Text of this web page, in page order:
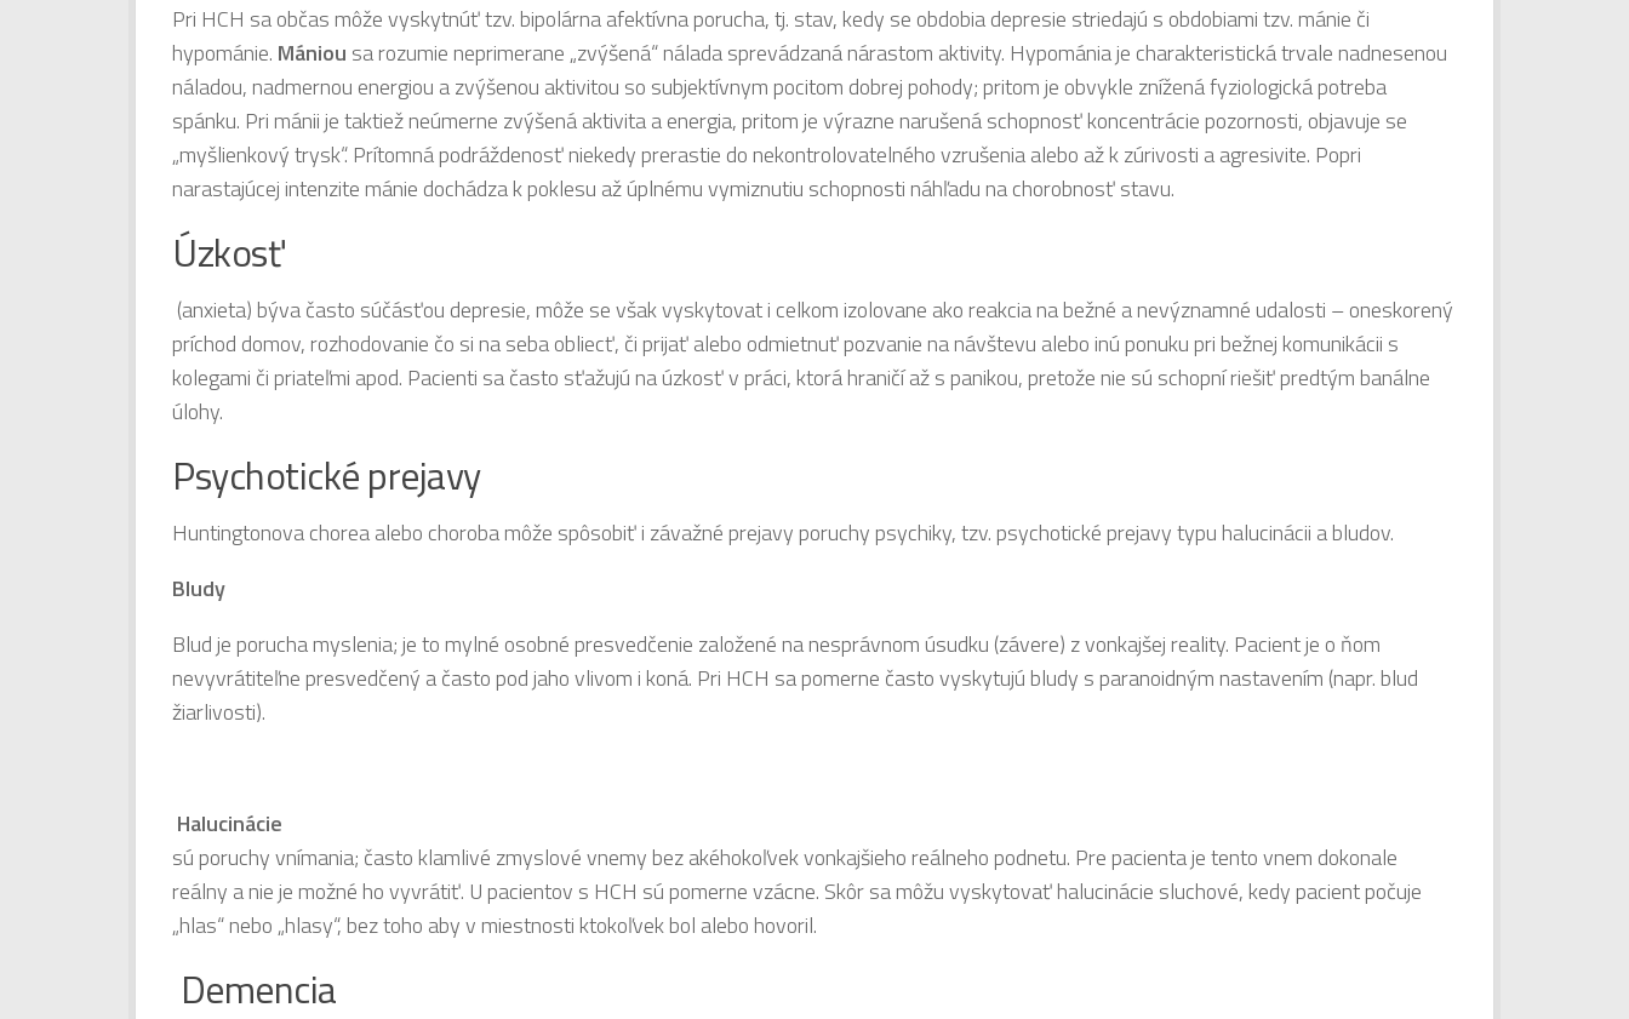
Pri HCH sa občas môže vyskytnúť tzv. bipolárna afektívna porucha, tj. stav, kedy se obdobia depresie striedajú s obdobiami tzv. mánie či
hypománie. Mániou sa rozumie neprimerane „zvýšená“ nálada sprevádzaná nárastom aktivity. Hypománia je charakteristická trvale nadnesenou
náladou, nadmernou energiou a zvýšenou aktivitou so subjektívnym pocitom dobrej pohody; pritom je obvykle znížená fyziologická potreba
spánku. Pri mánii je taktiež neúmerne zvýšená aktivita a energia, pritom je výrazne narušená schopnosť koncentrácie pozornosti, objavuje se
„myšlienkový trysk“. Prítomná podráždenosť niekedy prerastie do nekontrolovatelného vzrušenia alebo až k zúrivosti a agresivite. Popri
narastajúcej intenzite mánie dochádza k poklesu až úplnému vymiznutiu schopnosti náhľadu na chorobnosť stavu.
Úzkosť
(anxieta) býva často súčásťou depresie, môže se však vyskytovat i celkom izolovane ako reakcia na bežné a nevýznamné udalosti – oneskorený
príchod domov, rozhodovanie čo si na seba obliecť, či prijať alebo odmietnuť pozvanie na návštevu alebo inú ponuku pri bežnej komunikácii s
kolegami či priateľmi apod. Pacienti sa často sťažujú na úzkosť v práci, ktorá hraničí až s panikou, pretože nie sú schopní riešiť predtým banálne
úlohy.
Psychotické prejavy
Huntingtonova chorea alebo choroba môže spôsobiť i závažné prejavy poruchy psychiky, tzv. psychotické prejavy typu halucinácii a bludov.
Bludy
Blud je porucha myslenia; je to mylné osobné presvedčenie založené na nesprávnom úsudku (závere) z vonkajšej reality. Pacient je o ňom
nevyvrátiteľne presvedčený a často pod jaho vlivom i koná. Pri HCH sa pomerne často vyskytujú bludy s paranoidným nastavením (napr. blud
žiarlivosti).
Halucinácie
sú poruchy vnímania; často klamlivé zmyslové vnemy bez akéhokoľvek vonkajšieho reálneho podnetu. Pre pacienta je tento vnem dokonale
reálny a nie je možné ho vyvrátiť. U pacientov s HCH sú pomerne vzácne. Skôr sa môžu vyskytovať halucinácie sluchové, kedy pacient počuje
„hlas“ nebo „hlasy“, bez toho aby v miestnosti ktokoľvek bol alebo hovoril.
Demencia